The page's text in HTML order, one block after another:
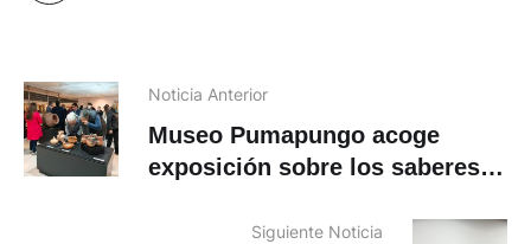
Noticia Anterior
Museo Pumapungo acoge
exposición sobre los saberes
Siguiente Noticia